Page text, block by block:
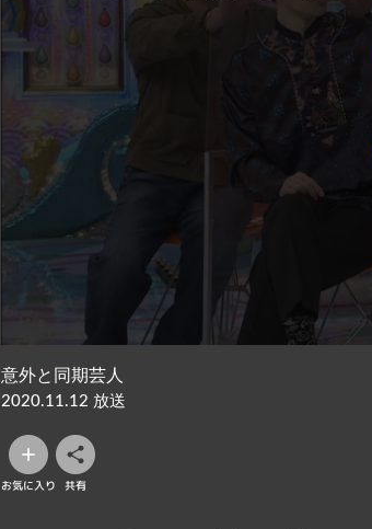
意外と同期芸人
2020.11.12 放送
お気に入り 共有